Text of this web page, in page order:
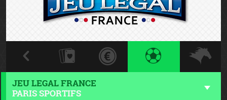
JEU LEGAL FRANCE
PARIS SPORTIFS